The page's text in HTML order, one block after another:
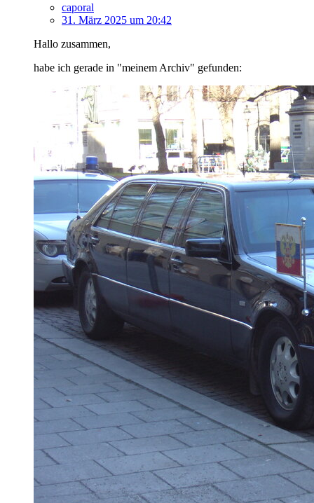
caporal
31. März 2025 um 20:42
Hallo zusammen,
habe ich gerade in "meinem Archiv" gefunden: